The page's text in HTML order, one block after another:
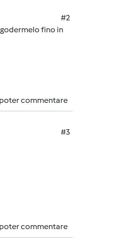
#2
fino in
commentare
#3
commentare